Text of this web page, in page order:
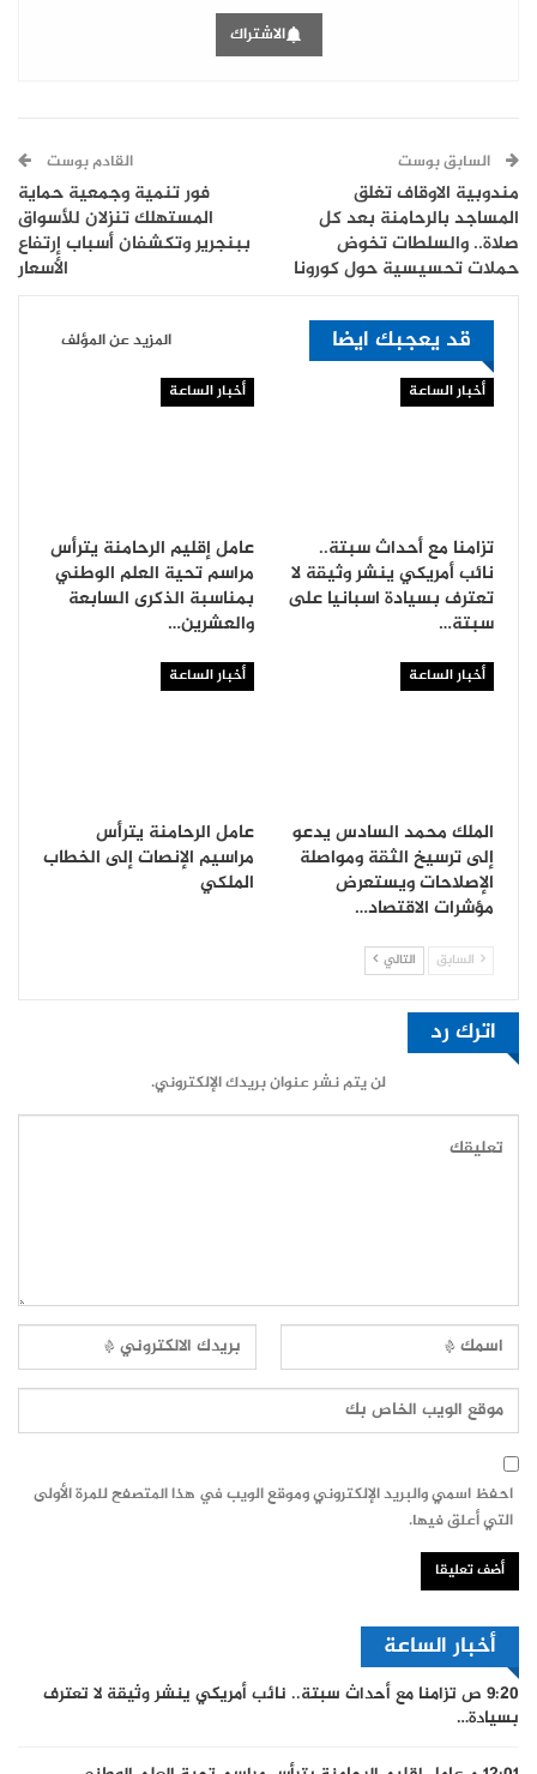
الاشتراك
السابق بوست
مندوبية الاوقاف تغلق
المساجد بالرحامنة بعد كل
صلاة.. والسلطات تخوض
حملات تحسيسية حول كورونا
القادم بوست
فور تنمية وجمعية حماية
المستهلك تنزلان للأسواق
ببنجرير وتكشفان أسباب إرتفاع
الأسعار
قد يعجبك ايضا المزيد عن المؤلف
أخبار الساعة
تزامنا مع أحداث سبتة..
نائب أمريكي ينشر وثيقة لا
تعترف بسيادة اسبانيا على
سبتة…
أخبار الساعة
عامل إقليم الرحامنة يترأس
مراسم تحية العلم الوطني
بمناسبة الذكرى السابعة
والعشرين…
أخبار الساعة
الملك محمد السادس يدعو
إلى ترسيخ الثقة ومواصلة
الإصلاحات ويستعرض
مؤشرات الاقتصاد…
أخبار الساعة
عامل الرحامنة يترأس
مراسيم الإنصات إلى الخطاب
الملكي
السابق التالي
اترك رد
لن يتم نشر عنوان بريدك الإلكتروني.
احفظ اسمي والبريد الإلكتروني وموقع الويب في هذا المتصفح للمرة الأولى
التي أعلق فيها.
أخبار الساعة
9:20 ص
تزامنا مع أحداث سبتة.. نائب أمريكي ينشر وثيقة لا تعترف
بسيادة…